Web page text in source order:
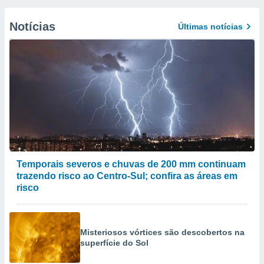
Notícias Últimas notícias
Temporais severos e chuvas de 200 mm continuam
trazendo risco ao Centro-Sul; confira as áreas em
risco
Misteriosos vórtices são descobertos na
superfície do Sol